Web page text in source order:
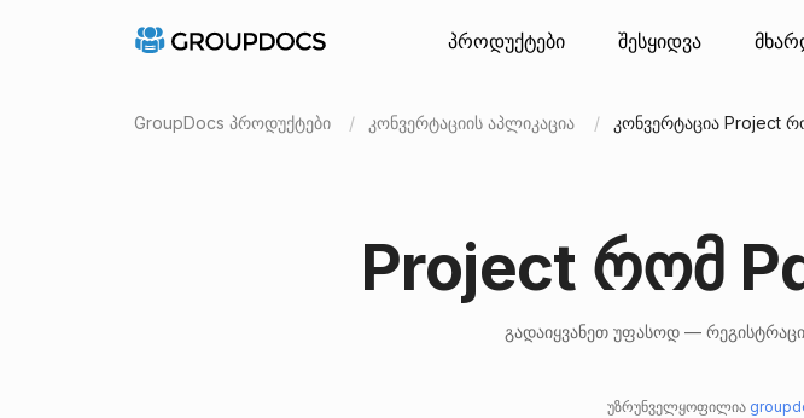
პროდუქტები შესყიდვა
GroupDocs პროდუქტები კონვერტაციის აპლიკაცია კონვერტაცია Project
Project რომ
გადაიყვანეთ უფასოდ —
უზრუნველყოფილია